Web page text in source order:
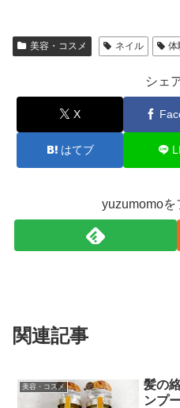
美容・コスメ ネイル 体
シェ
X
はてブ
yuzumomoを
関連記事
美容・コスメ
髪の
ンプ